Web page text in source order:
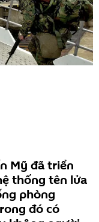
Mỹ đã triển
thống tên lửa
phòng
đó có